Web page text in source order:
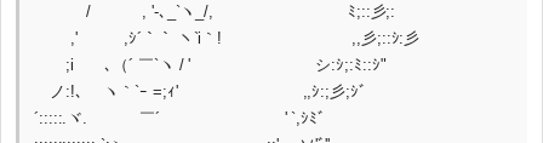
/ , '-､_`ヽ_/, ﾐ;::彡;:
,' ,ｼ´｀｀ ヽ`i｀! ,,彡;::ｼ:彡
;i ､（´ ￣`ヽ / ' シ:ｼ;:ﾐ::ｼ"
ノ:!､ ヽ｀`ｰ =;ｨ' ,,ｼ:;彡;ｼﾞ
´:::::.ヾ. ￣´ ' `,ｼﾐﾞ